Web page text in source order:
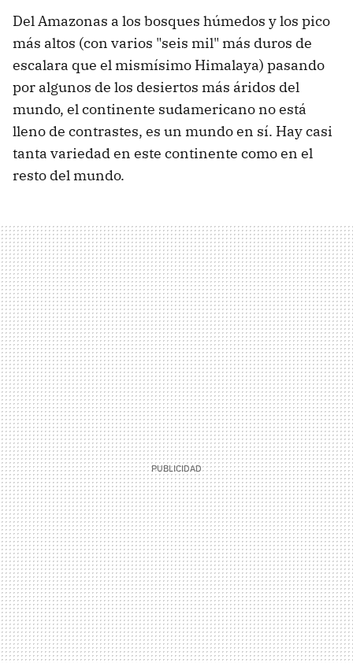
Del Amazonas a los bosques húmedos y los pico
más altos (con varios "seis mil" más duros de
escalara que el mismísimo Himalaya) pasando
por algunos de los desiertos más áridos del
mundo, el continente sudamericano no está
lleno de contrastes, es un mundo en sí. Hay casi
tanta variedad en este continente como en el
resto del mundo.